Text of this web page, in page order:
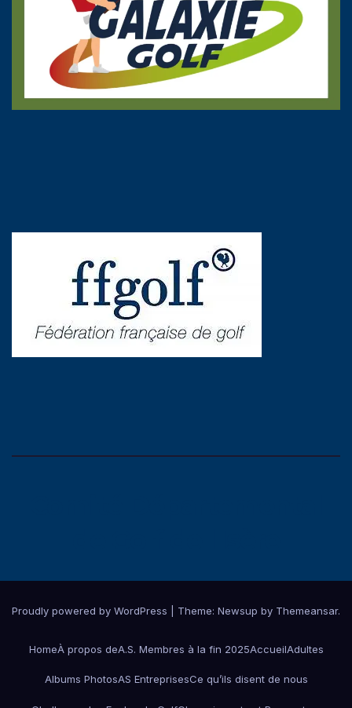
Proudly powered by WordPress Theme: Newsup by Themeansar.
HomeÀ propos deA.S. Membres à la fin 2025AccueilAdultes
Albums PhotosAS EntreprisesCe qu’ils disent de nous